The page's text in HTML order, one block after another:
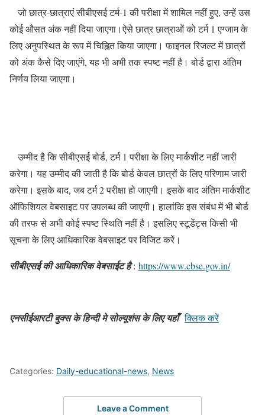
जो छात्र-छात्राएं सीबीएसई टर्म-1 की परीक्षा में शामिल नहीं हुए, उन्हें उस
कोई औसत अंक नहीं दिया जाएगा।ऐसे छात्र छात्राओं को टर्म 1 एग्जाम के
लिए अनुपस्थित के रूप में चिह्नित किया जाएगा। फाइनल रिजल्ट में छात्रों
को अंक कैसे दिए जाएंगे, यह भी अभी तक स्पष्ट नहीं है। बोर्ड द्वारा अंतिम
निर्णय लिया जाएगा।
उम्मीद है कि सीबीएसई बोर्ड, टर्म 1 परीक्षा के लिए मार्कशीट नहीं जारी
करेगा। यह उम्मीद की जाती है कि बोर्ड केवल छात्रों के लिए परिणाम जारी
करेगा। इसके बाद, जब टर्म 2 परीक्षा हो जाएगी। इसके बाद अंतिम मार्कशीट
ऑफिशियल वेबसाइट पर उपलब्ध की जाएगी। हालांकि इस संबंध में भी बोर्ड
की तरफ से अभी कोई स्पष्ट स्थिति नहीं है। इसलिए स्टूडेंट्स किसी भी
सूचना के लिए आधिकारिक वेबसाइट पर विजिट करें।
सीबीएसई की आधिकारिक वेबसाईट है: https://www.cbse.gov.in/
एनसीईआरटी बुक्स के हिन्दी मे सोल्यूशंस के लिए यहाँ क्लिक करें
Categories: Daily-educational-news, News
Leave a Comment